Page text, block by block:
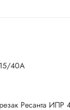
15/40А
Ресанта ИПР